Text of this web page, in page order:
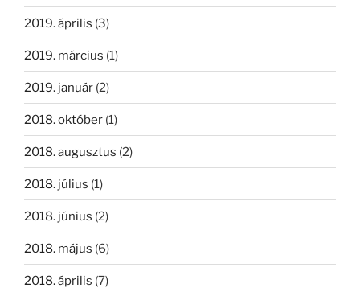
2019. április (3)
2019. március (1)
2019. január (2)
2018. október (1)
2018. augusztus (2)
2018. július (1)
2018. június (2)
2018. május (6)
2018. április (7)